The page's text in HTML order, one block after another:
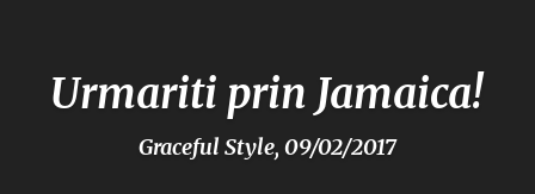
Urmariti prin Jamaica!
Graceful Style, 09/02/2017